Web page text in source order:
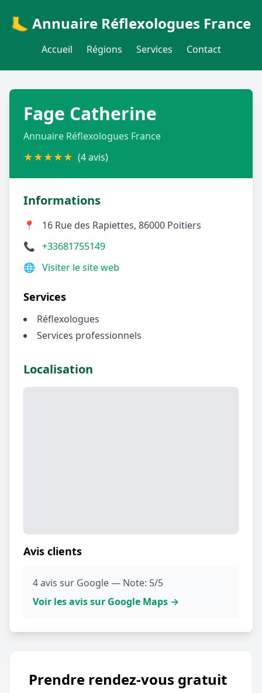
🦶 Annuaire Réflexologues France
Accueil Régions Services Contact
Fage Catherine
Annuaire Réflexologues France
★★★★★ (4 avis)
Informations
📍
16 Rue des Rapiettes, 86000 Poitiers
📞 +33681755149
🌐 Visiter le site web
Services
Réflexologues
Services professionnels
Localisation
Avis clients
4 avis sur Google — Note: 5/5
Voir les avis sur Google Maps →
Prendre rendez-vous gratuit